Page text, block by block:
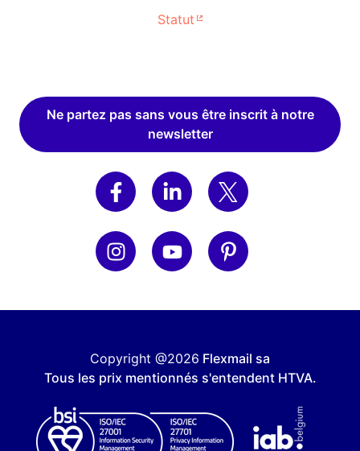
Statut
Ne partez pas sans vous être inscrit à notre
newsletter
Copyright @2026 Flexmail sa
Tous les prix mentionnés s'entendent HTVA.